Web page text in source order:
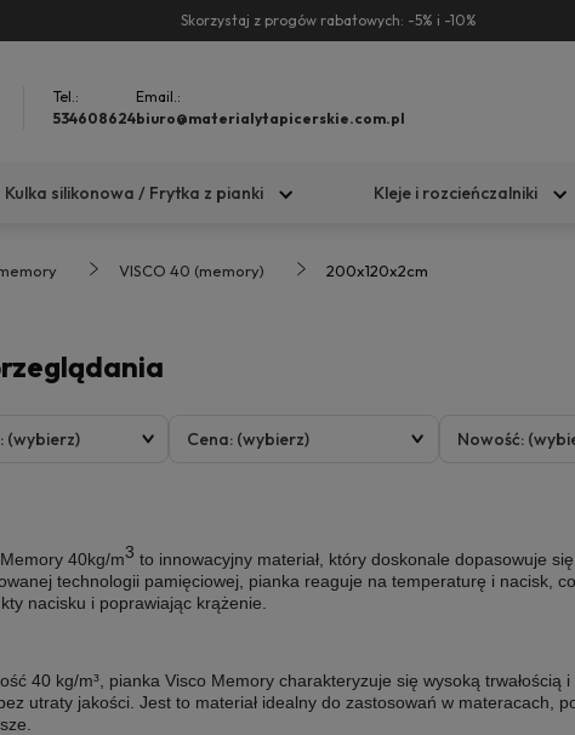
Skorzystaj z progów rabatowych: -5% i -10%
Tel.:
534608624
Email.:
biuro@materialytapicerskie.com.pl
Kulka silikonowa / Frytka z pianki Kleje i rozcieńczalniki
VISCO 40 (memory) 200x120x2cm
(wybierz) Cena: (wybierz) Nowość:
40kg/m3 to innowacyjny materiał, który doskonale dopasowuje
technologii pamięciowej, pianka reaguje na temperaturę i nacisk,
nacisku i poprawiając krążenie.
40 kg/m³, pianka Visco Memory charakteryzuje się wysoką trwałością
utraty jakości. Jest to materiał idealny do zastosowań w materacach,